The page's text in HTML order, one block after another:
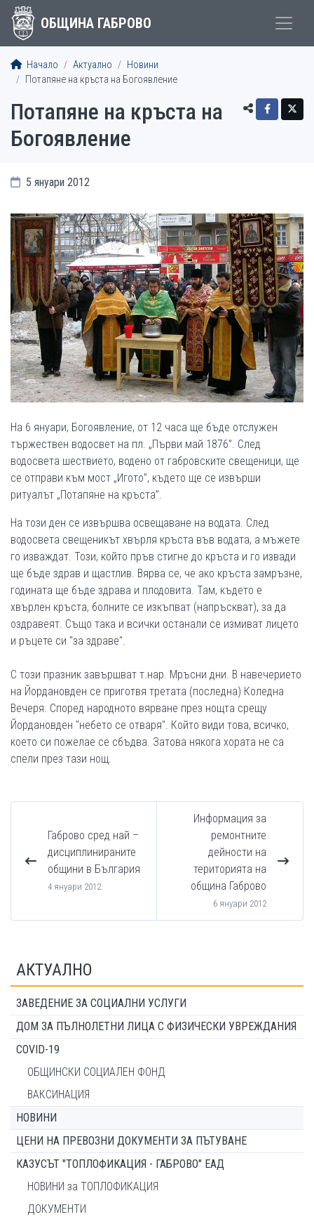
ОБЩИНА ГАБРОВО
Начало Актуално
Новини
Потапяне на кръста на Богоявление
Потапяне на кръста на
Богоявление
5 януари 2012
На 6 януари, Богоявление, от 12 часа ще бъде отслужен
тържествен водосвет на пл. „Първи май 1876”. След
водосвета шествието, водено от габровските свещеници, ще
се отправи към мост „Игото”, където ще се извърши
ритуалът „Потапяне на кръста”.
На този ден се извършва освещаване на водата. След
водосвета свещеникът хвърля кръста във водата, а мъжете
го изваждат. Този, който пръв стигне до кръста и го извади
ще бъде здрав и щастлив. Вярва се, че ако кръста замръзне,
годината ще бъде здрава и плодовита. Там, където е
хвърлен кръста, болните се изкъпват (напръскват), за да
оздравеят. Също така и всички останали се измиват лицето
и ръцете си "за здраве".
С този празник завършват т.нар. Мръсни дни. В навечерието
на Йордановден се приготвя третата (последна) Коледна
Вечеря. Според народното вярване през нощта срещу
Йордановден "небето се отваря". Който види това, всичко,
което си пожелае се сбъдва. Затова някога хората не са
спели през тази нощ.
Габрово сред най –
дисциплинираните
общини в България
4 януари 2012
Информация за
ремонтните
дейности на
територията на
община Габрово
6 януари 2012
АКТУАЛНО
ЗАВЕДЕНИЕ ЗА СОЦИАЛНИ УСЛУГИ
ДОМ ЗА ПЪЛНОЛЕТНИ ЛИЦА С ФИЗИЧЕСКИ УВРЕЖДАНИЯ
COVID-19
ОБЩИНСКИ СОЦИАЛЕН ФОНД
ВАКСИНАЦИЯ
НОВИНИ
ЦЕНИ НА ПРЕВОЗНИ ДОКУМЕНТИ ЗА ПЪТУВАНЕ
КАЗУСЪТ "ТОПЛОФИКАЦИЯ - ГАБРОВО" ЕАД
НОВИНИ за ТОПЛОФИКАЦИЯ
ДОКУМЕНТИ